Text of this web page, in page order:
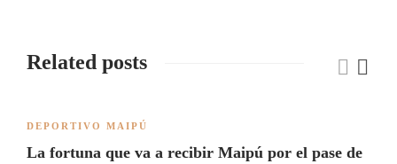
Related posts
DEPORTIVO MAIPÚ
La fortuna que va a recibir Maipú por el pase de